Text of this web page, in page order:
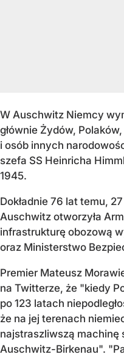
W Auschwitz Niemcy
głównie Żydów,
i osób innych
szefa SS Heinricha
1945.
Dokładnie 76 lat temu,
Auschwitz otworzyła
infrastrukturę obozową
oraz Ministerstwo
Premier Mateusz
na Twitterze, że "kiedy
po 123 latach
że na jej terenach
najstraszliwszą machinę
Auschwitz-Birkenau".